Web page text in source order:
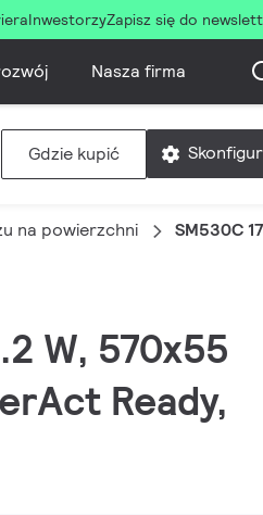
InwestorzyZapisz się do
Nasza firma
Gdzie kupić
na powierzchni SM530C
W, 570x55
Ready,